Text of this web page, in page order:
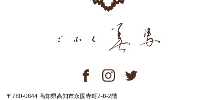
〒780-0844 高知県高知市永国寺町2-8-2階